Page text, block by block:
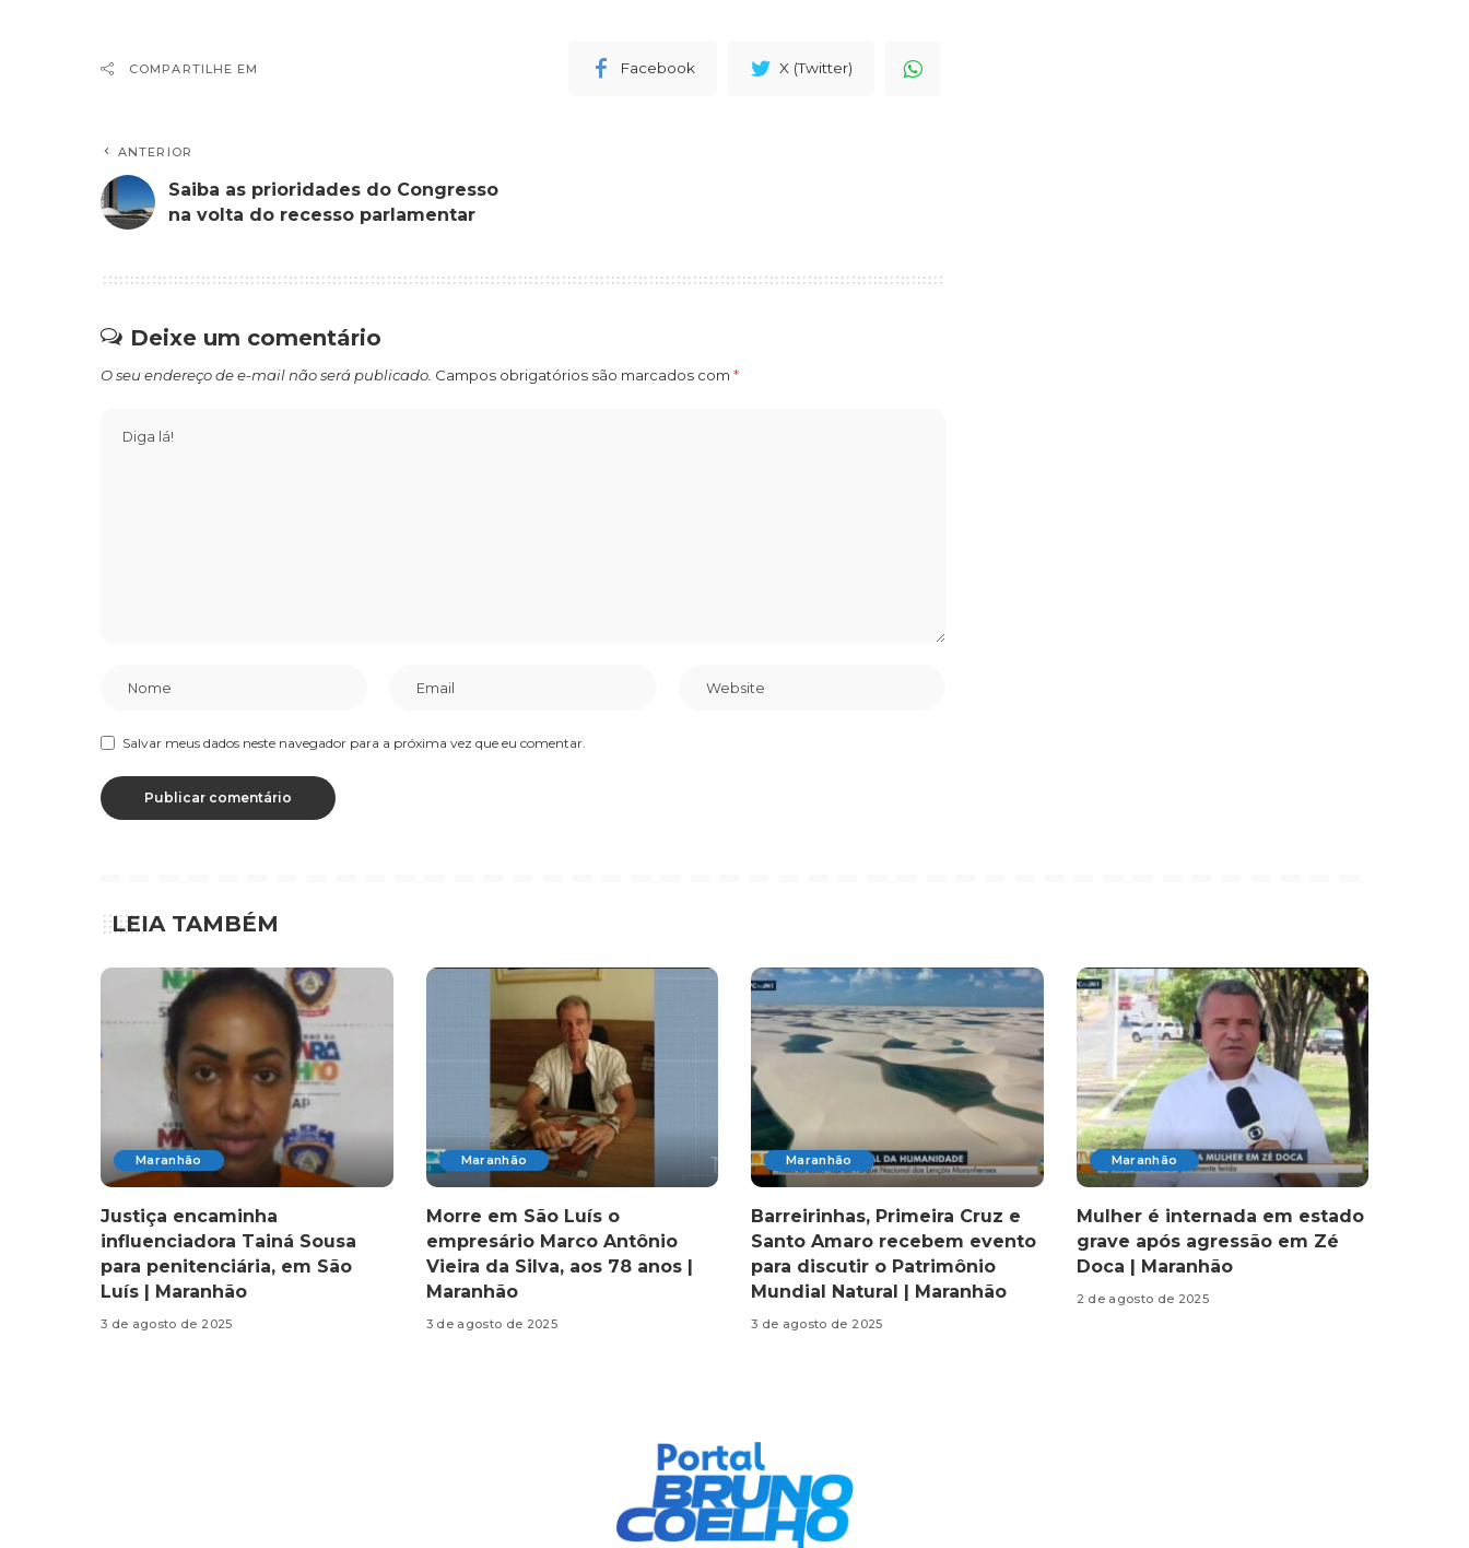
COMPARTILHE EM Facebook X (Twitter)
ANTERIOR
Saiba as prioridades do Congresso
na volta do recesso parlamentar
Deixe um comentário
O seu endereço de e-mail não será publicado. Campos obrigatórios são marcados com *
Salvar meus dados neste navegador para a próxima vez que eu comentar.
LEIA TAMBÉM
Maranhão
Justiça encaminha
influenciadora Tainá Sousa
para penitenciária, em São
Luís | Maranhão
3 de agosto de 2025
Maranhão
Morre em São Luís o
empresário Marco Antônio
Vieira da Silva, aos 78 anos |
Maranhão
3 de agosto de 2025
Maranhão
Barreirinhas, Primeira Cruz e
Santo Amaro recebem evento
para discutir o Patrimônio
Mundial Natural | Maranhão
3 de agosto de 2025
Maranhão
Mulher é internada em estado
grave após agressão em Zé
Doca | Maranhão
2 de agosto de 2025